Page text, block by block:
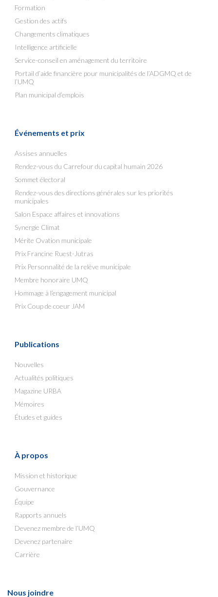
Formation
Gestion des actifs
Changements climatiques
Intelligence artificielle
Service-conseil en aménagement du territoire
Portail d’aide financière pour municipalités de l’ADGMQ et de
l’UMQ
Plan municipal d’emplois
Événements et prix
Assises annuelles
Rendez-vous du Carrefour du capital humain 2026
Sommet électoral
Rendez-vous des directions générales sur les priorités
municipales
Salon Espace affaires et innovations
Synergie Climat
Mérite Ovation municipale
Prix Francine Ruest-Jutras
Prix Personnalité de la relève municipale
Membre honoraire UMQ
Hommage à l’engagement municipal
Prix Coup de coeur JAM
Publications
Nouvelles
Actualités politiques
Magazine URBA
Mémoires
Études et guides
À propos
Mission et historique
Gouvernance
Équipe
Rapports annuels
Devenez membre de l’UMQ
Devenez partenaire
Carrière
Nous joindre